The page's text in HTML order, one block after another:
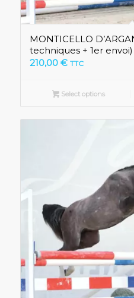
MONTICELLO
techniques + 1er envoi)
210,00 € TTC
Select options